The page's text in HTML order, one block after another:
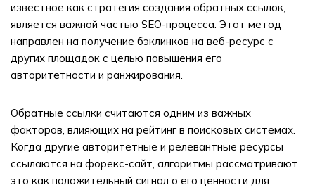
известное как стратегия создания обратных ссылок,
является важной частью SEO-процесса. Этот метод
направлен на получение бэклинков на веб-ресурс с
других площадок с целью повышения его
авторитетности и ранжирования.
Обратные ссылки считаются одним из важных
факторов, влияющих на рейтинг в поисковых системах.
Когда другие авторитетные и релевантные ресурсы
ссылаются на форекс-сайт, алгоритмы рассматривают
это как положительный сигнал о его ценности для